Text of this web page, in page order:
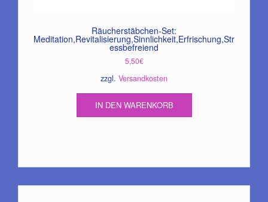
Räucherstäbchen-Set:
Meditation,Revitalisierung,Sinnlichkeit,Erfrischung,Str
essbefreiend
5,50€
zzgl. Versandkosten
IN DEN WARENKORB